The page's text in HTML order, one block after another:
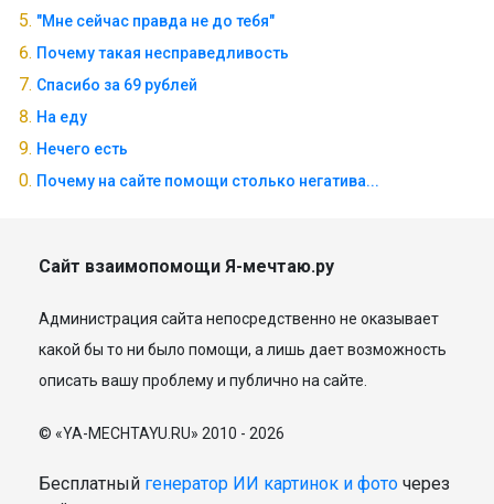
"Мне сейчас правда не до тебя"
Почему такая несправедливость
Спасибо за 69 рублей
На еду
Нечего есть
Почему на сайте помощи столько негатива...
Сайт взаимопомощи Я-мечтаю.ру
Администрация сайта непосредственно не оказывает
какой бы то ни было помощи, а лишь дает возможность
описать вашу проблему и публично на сайте.
© «YA-MECHTAYU.RU» 2010 - 2026
Бесплатный генератор ИИ картинок и фото через